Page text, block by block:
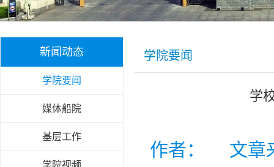
新闻动态
学院要闻
媒体船院
基层工作
学院视频
学院要闻
学
作者： 文章